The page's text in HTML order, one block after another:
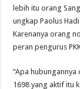
lebih itu orang
ungkap Paolus
Karenanya orang
peran pengurus
“Apa hubungannya
1698 yang aktif itu